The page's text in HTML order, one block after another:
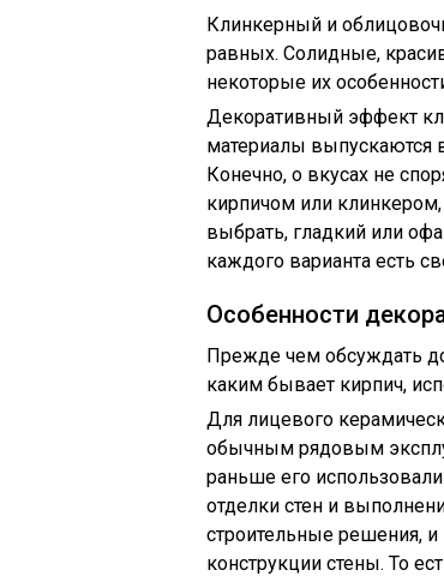
Клинкерный и
равных. Солидные,
некоторые их
Декоративный эффект
материалы выпускаются
Конечно, о вкусах не
кирпичом или клинкером,
выбрать, гладкий или
каждого варианта есть
Особенности
Прежде чем обсуждать
каким бывает кирпич,
Для лицевого
обычным рядовым
раньше его
отделки стен и
строительные решения,
конструкции стены. То